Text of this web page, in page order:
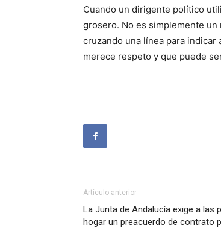
Cuando un dirigente político
grosero. No es simplemente un
cruzando una línea para
merece respeto y que puede
Artículo anterior
La Junta de Andalucía exige a las
hogar un preacuerdo de contrato